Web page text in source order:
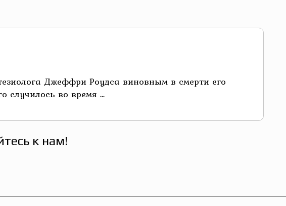
Джеффри Роудса виновным в смерти его
случилось во время ...
к нам!